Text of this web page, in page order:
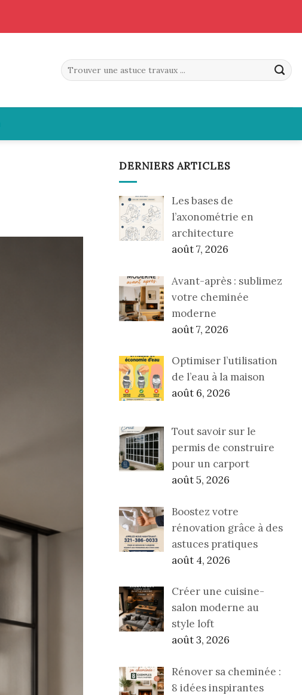
DERNIERS ARTICLES
Les bases de
l’axonométrie en
architecture
août 7, 2026
Avant-après : sublimez
votre cheminée
moderne
août 7, 2026
Optimiser l’utilisation
de l’eau à la maison
août 6, 2026
Tout savoir sur le
permis de construire
pour un carport
août 5, 2026
Boostez votre
rénovation grâce à des
astuces pratiques
août 4, 2026
Créer une cuisine-
salon moderne au
style loft
août 3, 2026
Rénover sa cheminée :
8 idées inspirantes